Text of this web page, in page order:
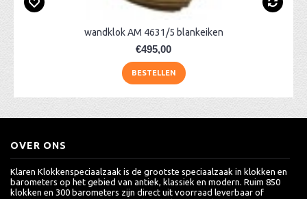
wandklok AM 4631/5 blankeiken
€495,00
BESTELLEN
OVER ONS
Klaren Klokkenspeciaalzaak is de grootste speciaalzaak in klokken en
barometers op het gebied van antiek, klassiek en modern. Ruim 850
klokken en 300 barometers zijn direct uit voorraad leverbaar of